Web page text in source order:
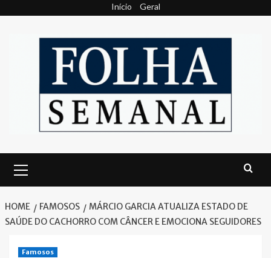
Início Geral
Menu
HOME FAMOSOS
MÁRCIO GARCIA ATUALIZA ESTADO DE
SAÚDE DO CACHORRO COM CÂNCER E EMOCIONA SEGUIDORES
Famosos